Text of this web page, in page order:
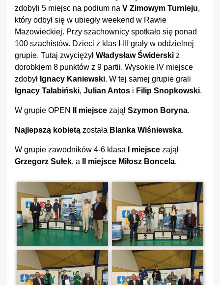
zdobyli 5 miejsc na podium na V Zimowym Turnieju,
który odbył się w ubiegły weekend w Rawie
Mazowieckiej. Przy szachownicy spotkało się ponad
100 szachistów. Dzieci z klas I-III grały w oddzielnej
grupie. Tutaj zwyciężył Władysław Świderski z
dorobkiem 8 punktów z 9 partii. Wysokie IV miejsce
zdobył Ignacy Kaniewski. W tej samej grupie grali
Ignacy Tałabiński, Julian Antos i Filip Snopkowski.
W grupie OPEN II miejsce zajął Szymon Boryna.
Najlepszą kobietą została Blanka Wiśniewska.
W grupie zawodników 4-6 klasa I miejsce zajął
Grzegorz Sułek, a II miejsce Miłosz Boncela.